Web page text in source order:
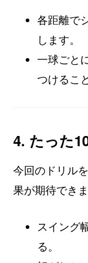
各距離で
します。
一球ごと
つけるこ
4. たった
今回のドリル
果が期待できま
スイング
る。